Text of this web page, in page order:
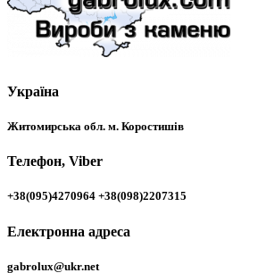
Україна
Житомирська обл. м. Коростишів
Телефон, Viber
+38(095)4270964 +38(098)2207315
Електронна адреса
gabrolux@ukr.net